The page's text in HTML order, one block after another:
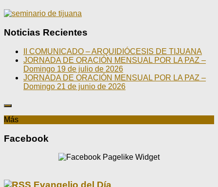
Noticias Recientes
II COMUNICADO – ARQUIDIÓCESIS DE TIJUANA
JORNADA DE ORACIÓN MENSUAL POR LA PAZ –
Domingo 19 de julio de 2026
JORNADA DE ORACIÓN MENSUAL POR LA PAZ –
Domingo 21 de junio de 2026
Más
Facebook
Evangelio del Día